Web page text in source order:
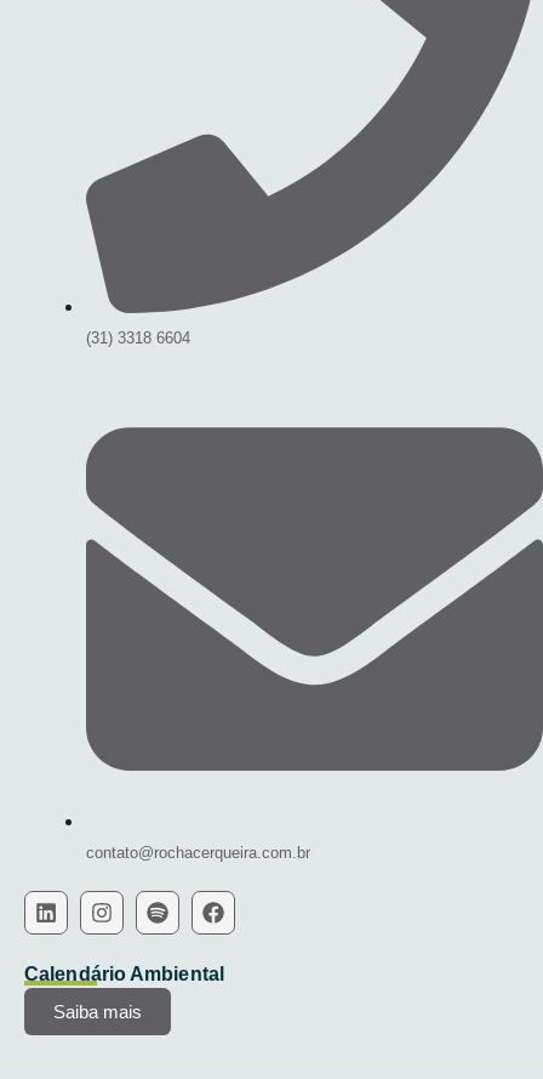
(31) 3318 6604
contato@rochacerqueira.com.br
Calendário Ambiental
Saiba mais